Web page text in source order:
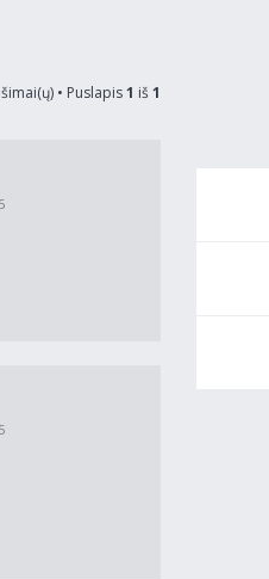
• Puslapis1 iš1
5
5